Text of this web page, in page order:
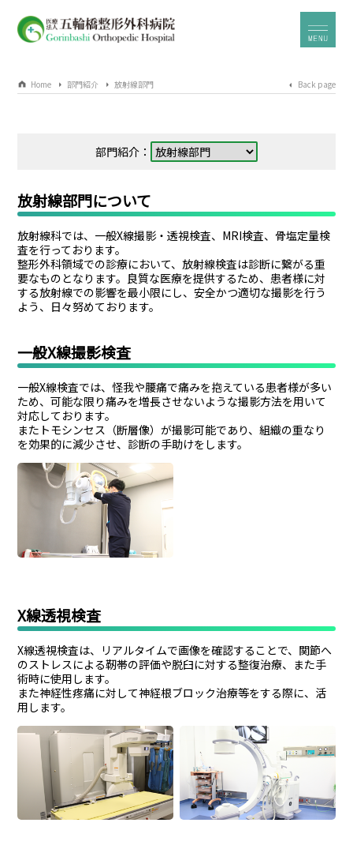
Home 部門紹介 放射線部門 Back page
部門紹介：
放射線部門について
放射線科では、一般X線撮影・透視検査、MRI検査、骨塩定量検
査を行っております。
整形外科領域での診療において、放射線検査は診断に繋がる重
要なものとなります。良質な医療を提供するため、患者様に対
する放射線での影響を最小限にし、安全かつ適切な撮影を行う
よう、日々努めております。
一般X線撮影検査
一般X線検査では、怪我や腰痛で痛みを抱えている患者様が多い
ため、可能な限り痛みを増長させないような撮影方法を用いて
対応しております。
またトモシンセス（断層像）が撮影可能であり、組織の重なり
を効果的に減少させ、診断の手助けをします。
X線透視検査
X線透視検査は、リアルタイムで画像を確認することで、関節へ
のストレスによる靭帯の評価や脱臼に対する整復治療、また手
術時に使用します。
また神経性疼痛に対して神経根ブロック治療等をする際に、活
用します。